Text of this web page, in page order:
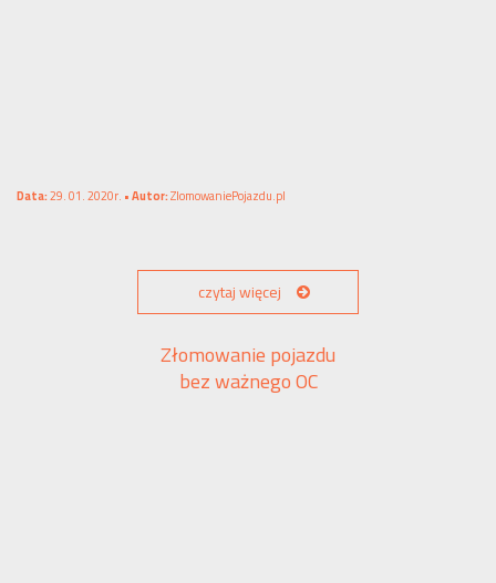
Data:29. 01. 2020r. •Autor:ZlomowaniePojazdu.pl
czytaj więcej
Złomowanie pojazdu
bez ważnego OC